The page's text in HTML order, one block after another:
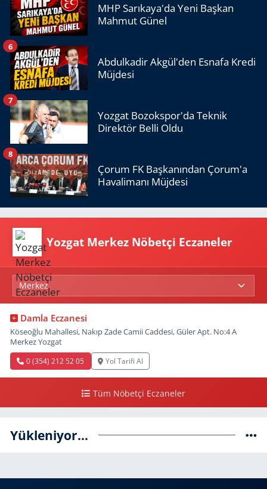
MHP Sarıkaya'da Yeni Başkan
Mahmut Günel
Abdulkadir Akgül'den Esnafa Kredi
Müjdesi
6
Yozgat Bozokspor'da Teknik
Direktör Belli Oldu
7
Çorum FK Başkanından Çorum'a
Havalimanı Müjdesi
8
Yozgat Merkez Nöbetçi Eczaneler
Damla Eczanesi
Köseoğlu Mahallesi, Nakıp Zade Camii Caddesi, Güler Apt. No:4 A
Merkez Yozgat
0 (354) 212 52 05 Yol Tarifi Al
Tüm Nöbetçi Eczaneler
Yükleniyor...